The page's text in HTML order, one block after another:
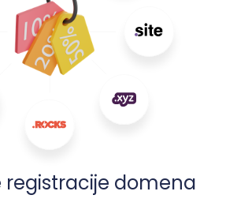
registracije domena